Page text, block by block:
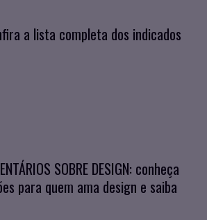
a lista completa dos indicados
SOBRE DESIGN: conheça
para quem ama design e saiba